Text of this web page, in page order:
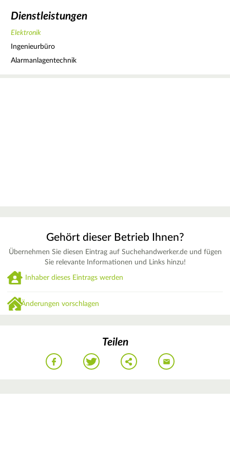
Dienstleistungen
Elektronik
Ingenieurbüro
Alarmanlagentechnik
Gehört dieser Betrieb Ihnen?
Übernehmen Sie diesen Eintrag auf Suchehandwerker.de und fügen
Sie relevante Informationen und Links hinzu!
Inhaber dieses Eintrags werden
Änderungen vorschlagen
Teilen